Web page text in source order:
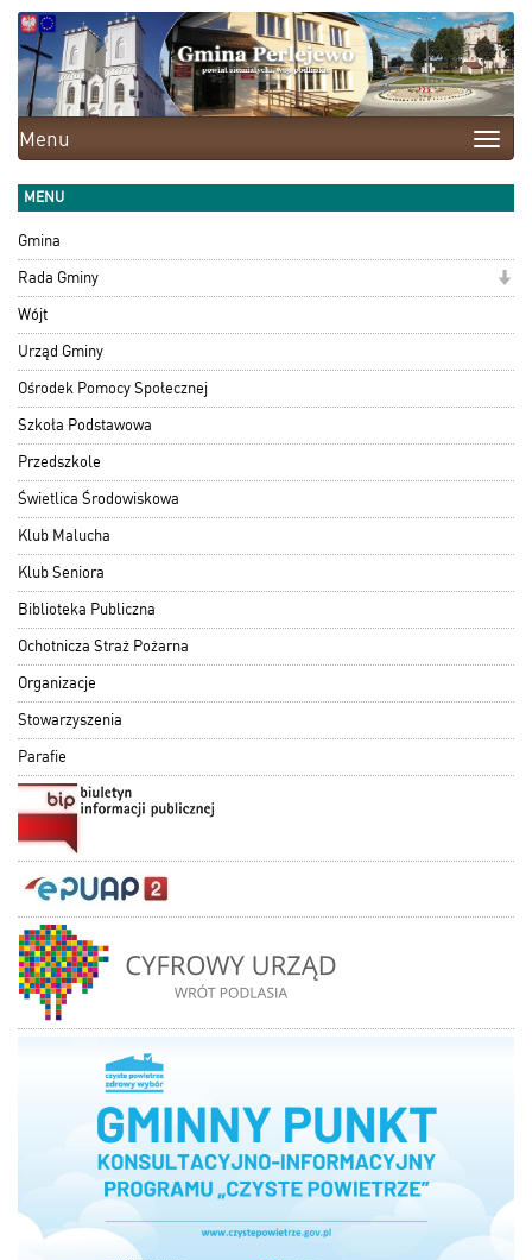
Toggle
Menu
MENU
Gmina
Rada Gminy
Wójt
Urząd Gminy
Ośrodek Pomocy Społecznej
Szkoła Podstawowa
Przedszkole
Świetlica Środowiskowa
Klub Malucha
Klub Seniora
Biblioteka Publiczna
Ochotnicza Straż Pożarna
Organizacje
Stowarzyszenia
Parafie